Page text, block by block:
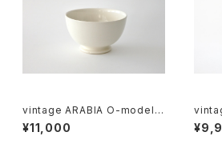
vintage ARABIA O-model b
owl ivory / ヴィンテージ アラ
ビア ボウル アイボリー
¥11,000
lt＆
ヴィ